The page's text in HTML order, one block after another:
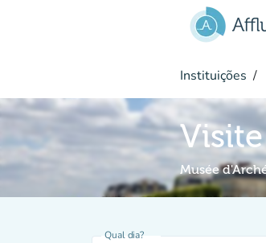
Instituições
Musée
Qual dia?